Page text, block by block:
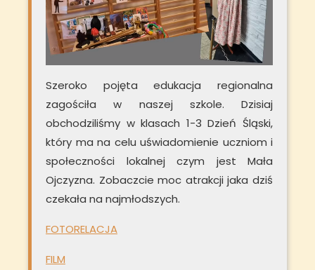
Szeroko pojęta edukacja regionalna
zagościła w naszej szkole. Dzisiaj
obchodziliśmy w klasach 1-3 Dzień Śląski,
który ma na celu uświadomienie uczniom i
społeczności lokalnej czym jest Mała
Ojczyzna. Zobaczcie moc atrakcji jaka dziś
czekała na najmłodszych.
FOTORELACJA
FILM